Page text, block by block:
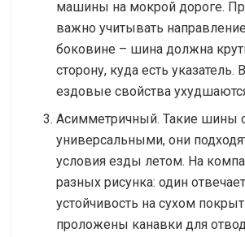
машины на мокрой дороге.
важно учитывать
боковине – шина должна
сторону, куда есть указатель.
ездовые свойства
Асимметричный. Такие шины
универсальными, они
условия езды летом. На
разных рисунка: один
устойчивость на сухом
проложены канавки для